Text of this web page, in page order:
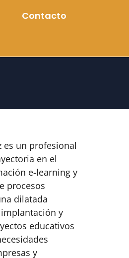
Contacto
es un profesional
en el
e-learning y
procesos
dilatada
y
educativos
y